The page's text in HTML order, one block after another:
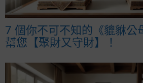
7 個你不可不知的《貔貅公
幫您【聚財又守財】！